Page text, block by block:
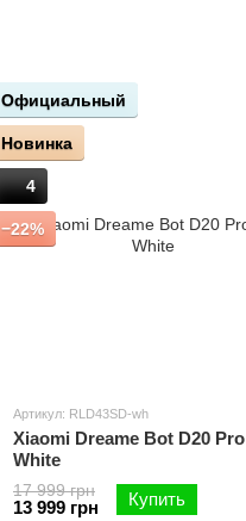
Официальный
Новинка
4
−22%
Артикул: RLD43SD-wh
Xiaomi Dreame Bot D20
White
17 999 грн
13 999 грн Купить